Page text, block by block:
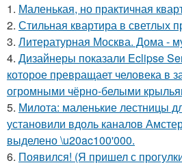
1. Маленькая, но практичная
2. Стильная квартира в светлых
3. Литературная Москва. Дома -
4. Дизайнеры показали Eclipse
которое превращает человека в
огромными чёрно-белыми
5. Милота: маленькие лестницы
установили вдоль каналов
выделено \u20ac100'000.
6. Появился! (Я пришел с